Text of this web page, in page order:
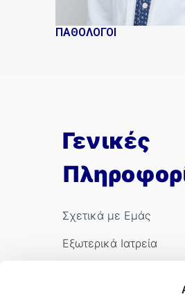
ΠΑΘΟΛΟΓΟΙ
Γενικές
Σχετικά με Εμάς
Εξωτερικά Ιατρεία